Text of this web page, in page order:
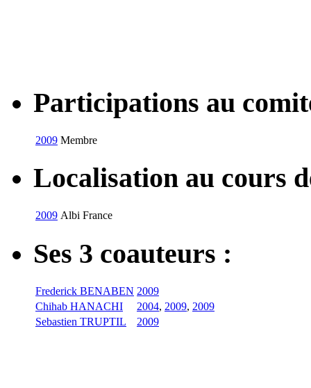
Participations au
2009 Membre
Localisation au cours
2009 Albi France
Ses 3 coauteurs :
Frederick BENABEN 2009
Chihab HANACHI
2004, 2009, 2009
Sebastien TRUPTIL
2009